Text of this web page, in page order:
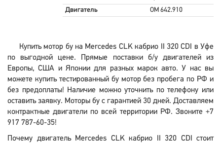
Двигатель
OM 642.910
Купить мотор бу на Mercedes CLK кабрио II 320 CDI в Уфе
по выгодной цене. Прямые поставки б/у двигателей из
Европы, США и Японии для разных марок авто. У нас вы
можете купить тестированный бу мотор без пробега по РФ и
без предоплаты! Наличие можно уточнить по телефону или
оставить заявку. Моторы бу с гарантией 30 дней. Доставляем
контрактные двигатели по всей территории РФ. Звоните +7
917 787-60-35!
Почему двигатель Mercedes CLK кабрио II 320 CDI стоит